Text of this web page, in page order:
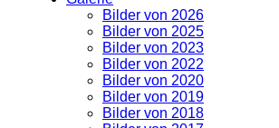
Bilder von 2026
Bilder von 2025
Bilder von 2023
Bilder von 2022
Bilder von 2020
Bilder von 2019
Bilder von 2018